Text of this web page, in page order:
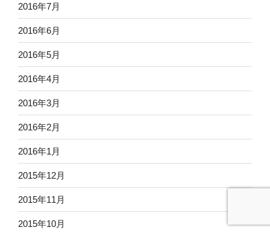
2016年7月
2016年6月
2016年5月
2016年4月
2016年3月
2016年2月
2016年1月
2015年12月
2015年11月
2015年10月